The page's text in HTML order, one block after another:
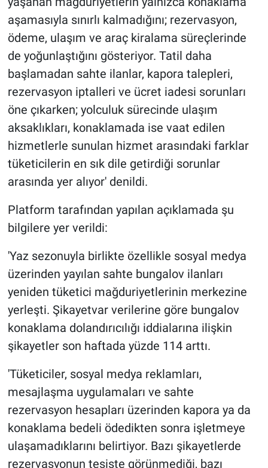
aşamasıyla sınırlı kalmadığını; rezervasyon,
ödeme, ulaşım ve araç kiralama süreçlerinde
de yoğunlaştığını gösteriyor. Tatil daha
başlamadan sahte ilanlar, kapora talepleri,
rezervasyon iptalleri ve ücret iadesi sorunları
öne çıkarken; yolculuk sürecinde ulaşım
aksaklıkları, konaklamada ise vaat edilen
hizmetlerle sunulan hizmet arasındaki farklar
tüketicilerin en sık dile getirdiği sorunlar
arasında yer alıyor' denildi.
Platform tarafından yapılan açıklamada şu
bilgilere yer verildi:
'Yaz sezonuyla birlikte özellikle sosyal medya
üzerinden yayılan sahte bungalov ilanları
yeniden tüketici mağduriyetlerinin merkezine
yerleşti. Şikayetvar verilerine göre bungalov
konaklama dolandırıcılığı iddialarına ilişkin
şikayetler son haftada yüzde 114 arttı.
'Tüketiciler, sosyal medya reklamları,
mesajlaşma uygulamaları ve sahte
rezervasyon hesapları üzerinden kapora ya da
konaklama bedeli ödedikten sonra işletmeye
ulaşamadıklarını belirtiyor. Bazı şikayetlerde
rezervasyonun tesiste görünmediği, bazı
Popüler
Programlar
Sağlık
Spor
Teknoloji
Türkiye'nin Geleceği
Türkiye'nin Gündemi
Yerel Gündem
Yerel Yaşam
Canlı Yayın